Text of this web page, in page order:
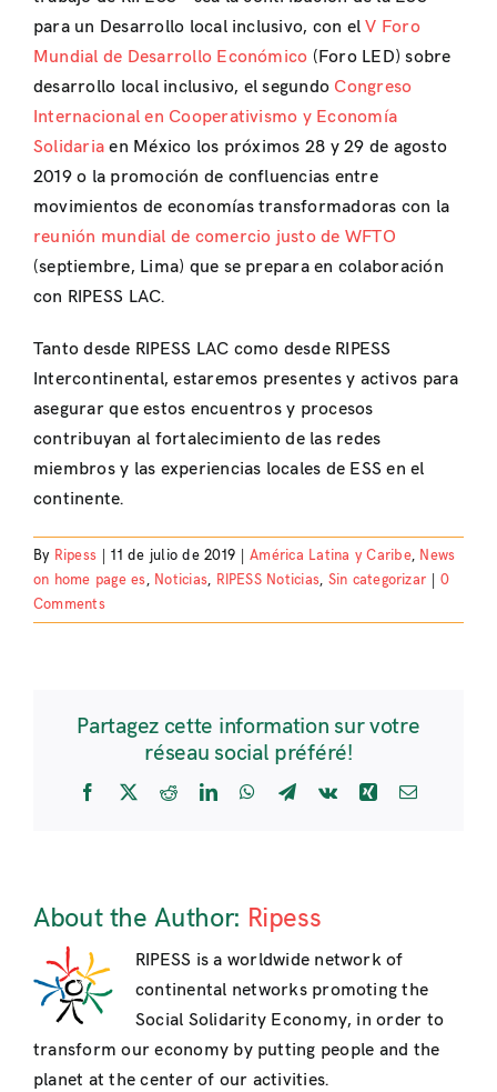
para un Desarrollo local inclusivo, con elV Foro
Mundial de Desarrollo Económico (Foro LED) sobre
desarrollo local inclusivo, elsegundo Congreso
Internacional en Cooperativismo y Economía
Solidaria en México los próximos 28 y 29 de agosto
2019 o la promoción de confluencias entre
movimientos de economías transformadoras con la
reunión mundial de comercio justo de WFTO
(septiembre, Lima) que se prepara en colaboración
con RIPESS LAC.
Tanto desde RIPESS LAC como desde RIPESS
Intercontinental, estaremos presentes y activos para
asegurar que estos encuentros y procesos
contribuyan al fortalecimiento de las redes
miembros y las experiencias locales de ESS en el
continente.
By Ripess 11 de julio de 2019 América Latina y Caribe, News
on home page es, Noticias, RIPESS Noticias, Sin categorizar
0
Comments
Partagez cette information sur votre
réseau social préféré!
Facebook
X RedditLinkedInWhatsApp
Telegram
Vk Xing Email
About the Author: Ripess
RIPESS is a worldwide network of
continental networks promoting the
Social Solidarity Economy, in order to
transform our economy by putting people and the
planet at the center of our activities.